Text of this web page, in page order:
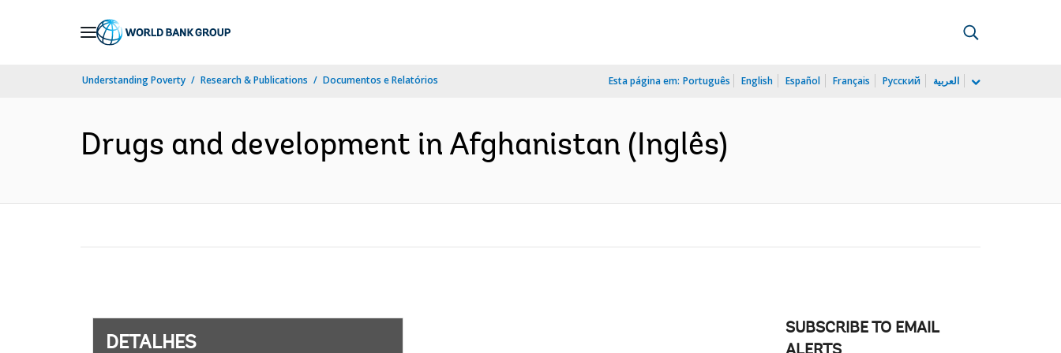
Understanding Poverty Research & Publications Documentos e Relatórios Esta página em: Português English Español Français Русский العربية
Drugs and development in Afghanistan (Inglês)
DETALHES
SUBSCRIBE TO EMAIL